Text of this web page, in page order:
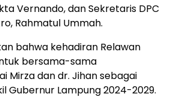
Vernando, dan Sekretaris DPC
Rahmatul Ummah.
bahwa kehadiran Relawan
bersama-sama
Mirza dan dr. Jihan sebagai
Gubernur Lampung 2024-2029.